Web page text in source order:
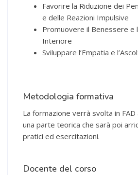
Favorire la Riduzione dei
e delle Reazioni Impulsive
Promuovere il Benessere e
Interiore
Sviluppare l’Empatia e
Metodologia formativa
La formazione verrà svolta in FAD
una parte teorica che sarà poi
pratici ed esercitazioni.
Docente del corso